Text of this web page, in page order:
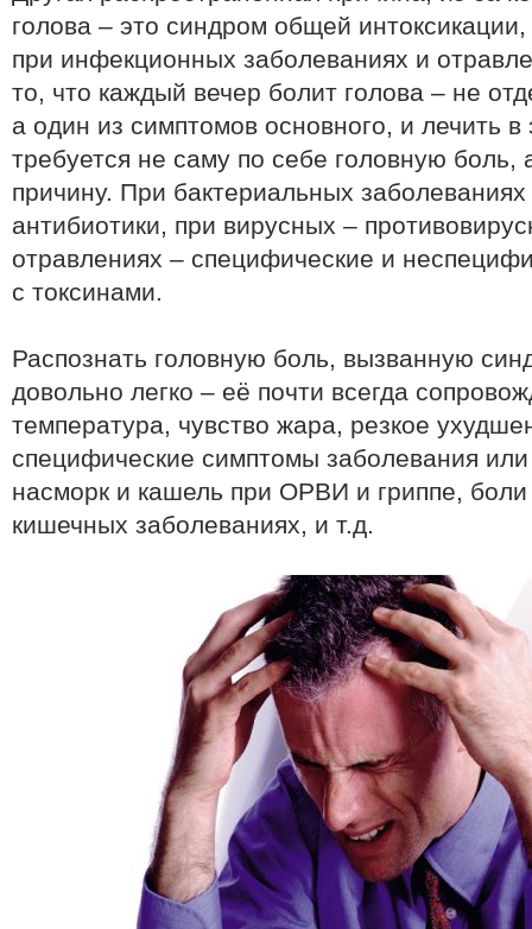
голова – это синдром общей интоксикации,
при инфекционных заболеваниях и
то, что каждый вечер болит голова – не
а один из симптомов основного, и лечить в
требуется не саму по себе головную боль,
причину. При бактериальных
антибиотики, при вирусных –
отравлениях – специфические и
с токсинами.
Распознать головную боль, вызванную
довольно легко – её почти всегда
температура, чувство жара, резкое
специфические симптомы заболевания
насморк и кашель при ОРВИ и гриппе,
кишечных заболеваниях, и т.д.